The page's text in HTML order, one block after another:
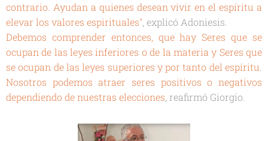
contrario. Ayudan a quienes desean vivir en el espíritu a
elevar los valores espirituales", explicó Adoniesis.
Debemos comprender entonces, que hay Seres que se
ocupan de las leyes inferiores o de la materia y Seres que
se ocupan de las leyes superiores y por tanto del espíritu.
Nosotros podemos atraer seres positivos o negativos
dependiendo de nuestras elecciones, reafirmó Giorgio.